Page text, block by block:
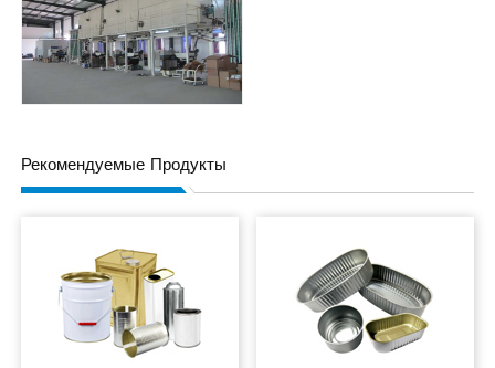
Рекомендуемые Продукты